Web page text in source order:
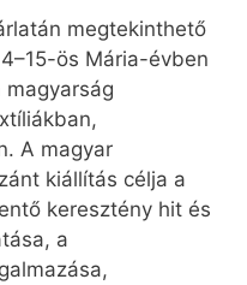
megtekinthető
ös Mária-évben
magyarság
A magyar
kiállítás célja a
keresztény hit és
a